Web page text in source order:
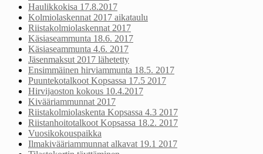
Haulikkokisa 17.8.2017
Kolmiolaskennat 2017 aikataulu
Riistakolmiolaskennat 2017
Käsiaseammunta 18.6. 2017
Käsiaseammunta 4.6. 2017
Jäsenmaksut 2017 lähetetty
Ensimmäinen hirviammunta 18.5. 2017
Puuntekotalkoot Kopsassa 17.5 2017
Hirvijaoston kokous 10.4.2017
Kivääriammunnat 2017
Riistakolmiolaskenta Kopsassa 4.3 2017
Riistanhoitotalkoot Kopsassa 18.2. 2017
Vuosikokouspaikka
Ilmakivääriammunnat alkavat 19.1 2017